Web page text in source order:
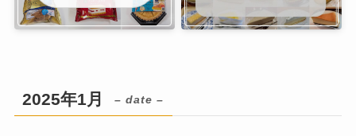
2025年1月 – date –